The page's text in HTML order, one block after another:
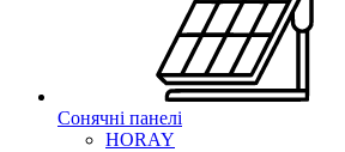
Сонячні панелі
HORAY